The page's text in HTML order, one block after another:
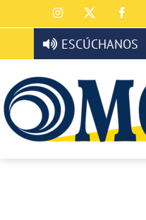
al
contenido
Instagram
ESCÚCHANOS